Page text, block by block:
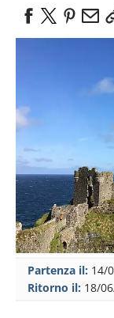
Partenza il: 14/
Ritorno il: 18/